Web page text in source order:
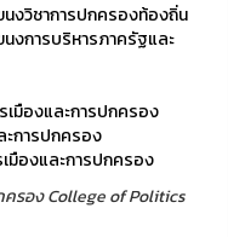
งวิชาการปกครองท้องถิ่น
งการบริหารภาครัฐและ
เมืองและการปกครอง
ะการปกครอง
มืองและการปกครอง
ครอง College of Politics